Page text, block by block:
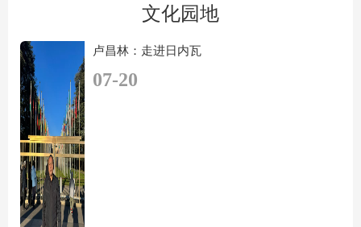
文化园地
卢昌林：走进日内瓦
07-20